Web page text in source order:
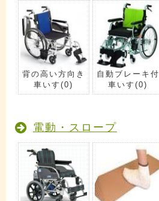
背の高い方向き
車いす(0)
自動ブレーキ付
車いす(0)
電動・スロープ